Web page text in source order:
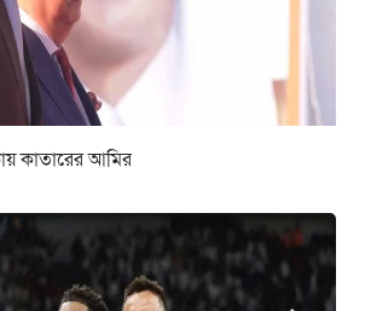
কাতারের আমির